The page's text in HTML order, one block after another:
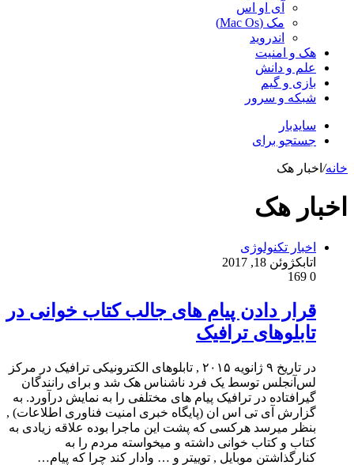
آی او اس
مک (Mac Os)
اندروید
هک و امنیت
علم و دانش
بازی و گیم
شبکه و سرور
سایدبار
جستجو برای
خانه/ اخبار هک
اخبار هک
اخبار تکنولوژی
اتابکژوئن 18, 2017
0
قرار دادن پیام های جالب کتاب خوانی در
تابلوهای ترافیک
در تاریخ ۹ ژانویه ۲۰۱۵ , تابلوهای الکترونیکی ترافیک در مرکز
لس‌آنجلس توسط یک فرد ناشناس هک شد و برای رانندگان
گیرافتاده در ترافیک پیام های مختلفی را به نمایش درآورد. به
گزارش آی تی اس ان (پایگاه خبری امنیت فناوری اطلاعات) ,
بنظر میرسد هرکسی که پشت این ماجرا بوده علاقه زیادی به
کتاب و کتاب خوانی داشته و میخواسته مردم را به
کنارگذاشتن موبایل , توییتر و … وادار کند چرا که پیام…